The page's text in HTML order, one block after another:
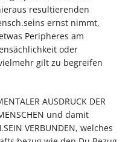
resultierenden
ernst nimmt,
Peripheres am
oder
gilt zu begreifen
AUSDRUCK DER
und damit
VERBUNDEN, welches